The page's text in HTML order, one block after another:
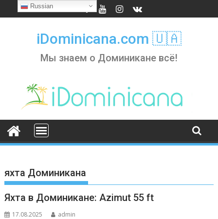
to
iDominicana.com 🇺🇦
Мы знаем о Доминикане всё!
яхта Доминикана
Яхта в Доминикане: Azimut 55 ft
17.08.2025 admin
Russian